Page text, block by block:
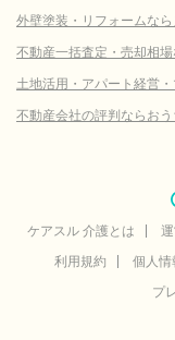
外壁塗装・リフォームなら
不動産一括査定・売却相
土地活用・アパート経営
不動産会社の評判ならお
ケアスル 介護とは
利用規約
個人情
プ